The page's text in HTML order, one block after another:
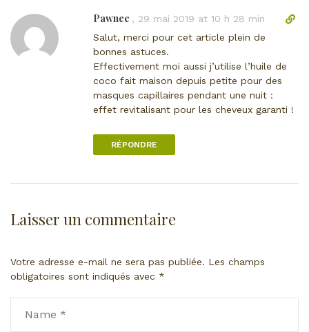
Pawnee , 29 mai 2019 at 10 h 28 min
L
Salut, merci pour cet article plein de
bonnes astuces.
Effectivement moi aussi j’utilise l’huile de
coco fait maison depuis petite pour des
masques capillaires pendant une nuit :
effet revitalisant pour les cheveux garanti !
RÉPONDRE
Laisser un commentaire
Votre adresse e-mail ne sera pas publiée. Les champs
obligatoires sont indiqués avec *